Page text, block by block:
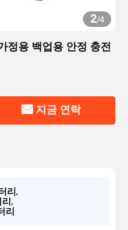
2/4
정용 백업용 안정 충전
지금 연락
리,
리,
리